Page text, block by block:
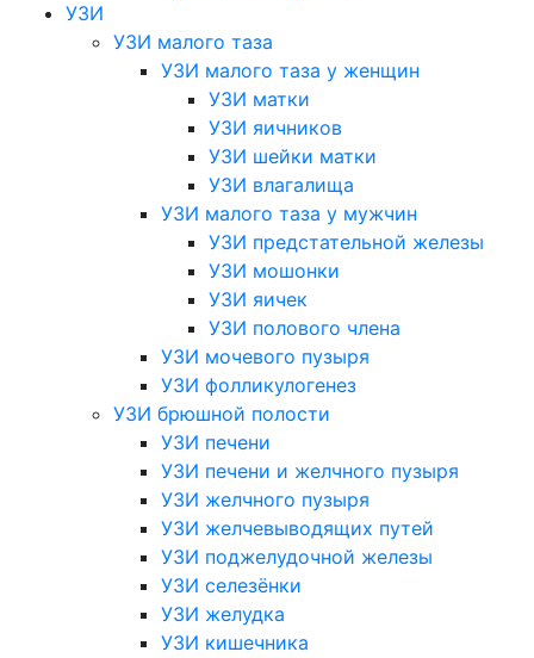
УЗИ
УЗИ малого таза
УЗИ малого таза у женщин
УЗИ матки
УЗИ яичников
УЗИ шейки матки
УЗИ влагалища
УЗИ малого таза у мужчин
УЗИ предстательной железы
УЗИ мошонки
УЗИ яичек
УЗИ полового члена
УЗИ мочевого пузыря
УЗИ фолликулогенез
УЗИ брюшной полости
УЗИ печени
УЗИ печени и желчного пузыря
УЗИ желчного пузыря
УЗИ желчевыводящих путей
УЗИ поджелудочной железы
УЗИ селезёнки
УЗИ желудка
УЗИ кишечника